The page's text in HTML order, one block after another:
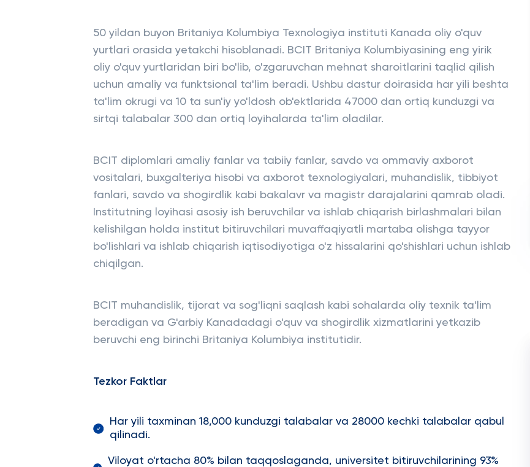
50 yildan buyon Britaniya Kolumbiya Texnologiya instituti Kanada oliy o'quv
yurtlari orasida yetakchi hisoblanadi. BCIT Britaniya Kolumbiyasining eng yirik
oliy o'quv yurtlaridan biri bo'lib, o'zgaruvchan mehnat sharoitlarini taqlid qilish
uchun amaliy va funktsional ta'lim beradi. Ushbu dastur doirasida har yili beshta
ta'lim okrugi va 10 ta sun'iy yo'ldosh ob'ektlarida 47000 dan ortiq kunduzgi va
sirtqi talabalar 300 dan ortiq loyihalarda ta'lim oladilar.
BCIT diplomlari amaliy fanlar va tabiiy fanlar, savdo va ommaviy axborot
vositalari, buxgalteriya hisobi va axborot texnologiyalari, muhandislik, tibbiyot
fanlari, savdo va shogirdlik kabi bakalavr va magistr darajalarini qamrab oladi.
Institutning loyihasi asosiy ish beruvchilar va ishlab chiqarish birlashmalari bilan
kelishilgan holda institut bitiruvchilari muvaffaqiyatli martaba olishga tayyor
bo'lishlari va ishlab chiqarish iqtisodiyotiga o'z hissalarini qo'shishlari uchun ishlab
chiqilgan.
BCIT muhandislik, tijorat va sog'liqni saqlash kabi sohalarda oliy texnik ta'lim
beradigan va G'arbiy Kanadadagi o'quv va shogirdlik xizmatlarini yetkazib
beruvchi eng birinchi Britaniya Kolumbiya institutidir.
Tezkor Faktlar
Har yili taxminan 18,000 kunduzgi talabalar va 28000 kechki talabalar qabul
qilinadi.
Viloyat o'rtacha 80% bilan taqqoslaganda, universitet bitiruvchilarining 93%